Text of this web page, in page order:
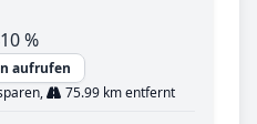
%
aufrufen
75.99 km entfernt